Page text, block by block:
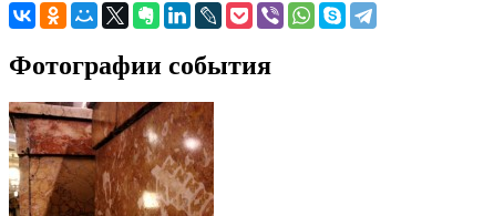
Фотографии события